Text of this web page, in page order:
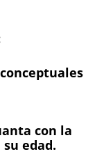
con la
edad.